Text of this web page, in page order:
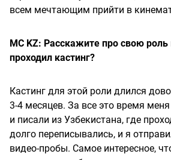
всем мечтающим прийти в
MC KZ: Расскажите про свою
проходил кастинг?
Кастинг для этой роли длился
3-4 месяцев. За все это время
и писали из Узбекистана, где
долго переписывались, и я
видео-пробы. Самое интересное,